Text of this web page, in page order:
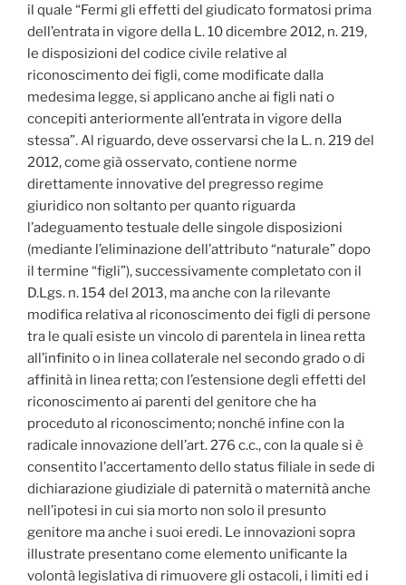
il quale “Fermi gli effetti del giudicato formatosi prima
dell’entrata in vigore della L. 10 dicembre 2012, n. 219,
le disposizioni del codice civile relative al
riconoscimento dei figli, come modificate dalla
medesima legge, si applicano anche ai figli nati o
concepiti anteriormente all’entrata in vigore della
stessa”. Al riguardo, deve osservarsi che la L. n. 219 del
2012, come già osservato, contiene norme
direttamente innovative del pregresso regime
giuridico non soltanto per quanto riguarda
l’adeguamento testuale delle singole disposizioni
(mediante l’eliminazione dell’attributo “naturale” dopo
il termine “figli”), successivamente completato con il
D.Lgs. n. 154 del 2013, ma anche con la rilevante
modifica relativa al riconoscimento dei figli di persone
tra le quali esiste un vincolo di parentela in linea retta
all’infinito o in linea collaterale nel secondo grado o di
affinità in linea retta; con l’estensione degli effetti del
riconoscimento ai parenti del genitore che ha
proceduto al riconoscimento; nonché infine con la
radicale innovazione dell’art. 276 c.c., con la quale si è
consentito l’accertamento dello status filiale in sede di
dichiarazione giudiziale di paternità o maternità anche
nell’ipotesi in cui sia morto non solo il presunto
genitore ma anche i suoi eredi. Le innovazioni sopra
illustrate presentano come elemento unificante la
volontà legislativa di rimuovere gli ostacoli, i limiti ed i